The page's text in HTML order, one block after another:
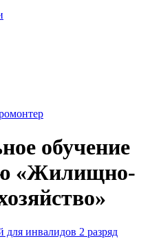
обучение
«Жилищно-
инвалидов 2 разряд